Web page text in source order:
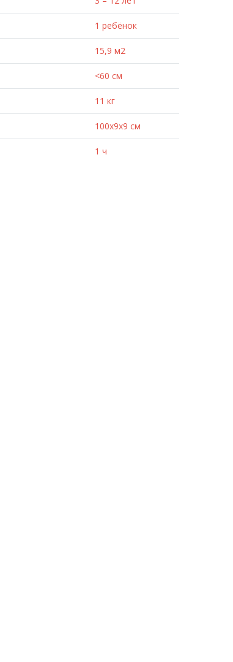
1 ребёнок
15,9 м2
<60 см
11 кг
100x9x9 см
1 ч